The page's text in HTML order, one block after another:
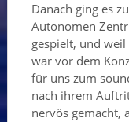
Danach ging es
Autonomen
gespielt, und
war vor dem
für uns zum
nach ihrem
nervös gemacht,